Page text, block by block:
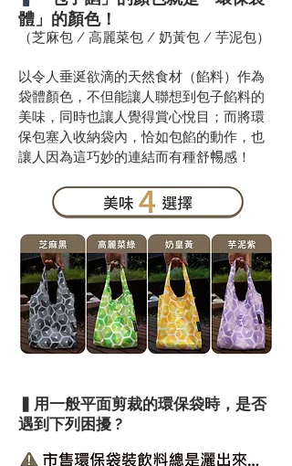
體」的顏色！
（芝麻包 / 高麗菜包 / 奶黃包 / 芋泥包）
以令人垂涎欲滴的天然食材（餡料）作為
袋體顏色，不但能讓人聯想到包子餡料的
美味，同時也讓人覺得賞心悅目；而將環
保包塞入收納袋內，恰如包餡的動作，也
讓人因為這巧妙的連結而有種舒𣈱感！
▍用一般平面剪裁的環保袋時，是否
遇到下列困擾 ?